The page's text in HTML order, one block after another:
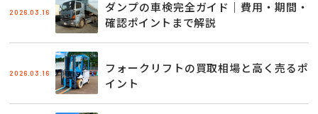
2026.03.16
ダンプの車検完全ガイド｜費用・期間・
確認ポイントまで解説
2026.03.16
フォークリフトの買取相場と高く売るポ
イント